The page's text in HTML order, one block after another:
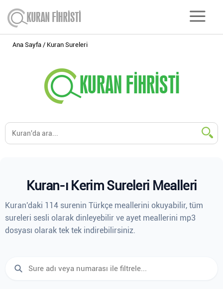
Ana Sayfa Kuran Sureleri
Kuran-ı Kerim Sureleri Mealleri
Kuran'daki 114 surenin Türkçe meallerini okuyabilir, tüm
sureleri sesli olarak dinleyebilir ve ayet meallerini mp3
dosyası olarak tek tek indirebilirsiniz.